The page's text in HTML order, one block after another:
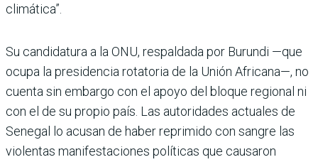
climática”.
Su candidatura a la ONU, respaldada por Burundi —que
ocupa la presidencia rotatoria de la Unión Africana—, no
cuenta sin embargo con el apoyo del bloque regional ni
con el de su propio país. Las autoridades actuales de
Senegal lo acusan de haber reprimido con sangre las
violentas manifestaciones políticas que causaron